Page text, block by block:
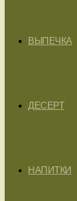
ВЫПЕЧКА
ДЕСЕРТ
НАПИТКИ